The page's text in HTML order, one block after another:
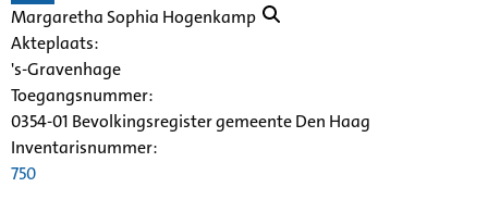
Margaretha Sophia Hogenkamp
Akteplaats:
's-Gravenhage
Toegangsnummer:
0354-01 Bevolkingsregister gemeente Den Haag
Inventarisnummer:
750